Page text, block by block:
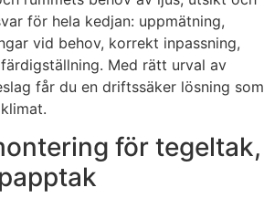
för hela kedjan: uppmätning,
vid behov, korrekt inpassning,
Med rätt urval av
får du en driftssäker lösning som
för tegeltak,